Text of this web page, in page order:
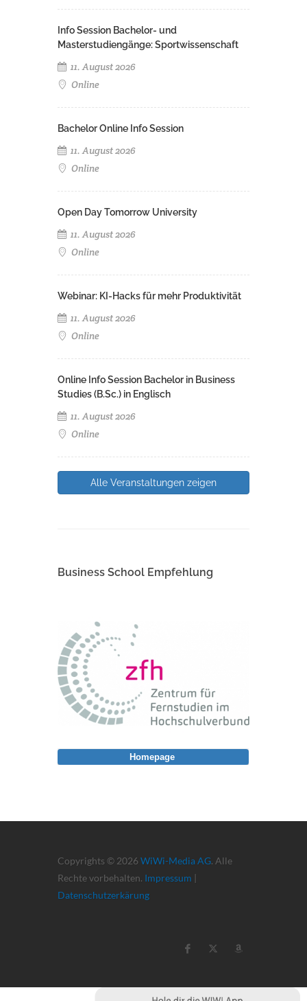
Info Session Bachelor- und
Masterstudiengänge: Sportwissenschaft
11. August 2026
Online
Bachelor Online Info Session
11. August 2026
Online
Open Day Tomorrow University
11. August 2026
Online
Webinar: KI-Hacks für mehr Produktivität
11. August 2026
Online
Online Info Session Bachelor in Business
Studies (B.Sc.) in Englisch
11. August 2026
Online
Alle Veranstaltungen zeigen
Business School Empfehlung
Copyrights © 2026 WiWi-Media AG. Alle
Rechte vorbehalten. Impressum |
Datenschutzerkärung
Homepage